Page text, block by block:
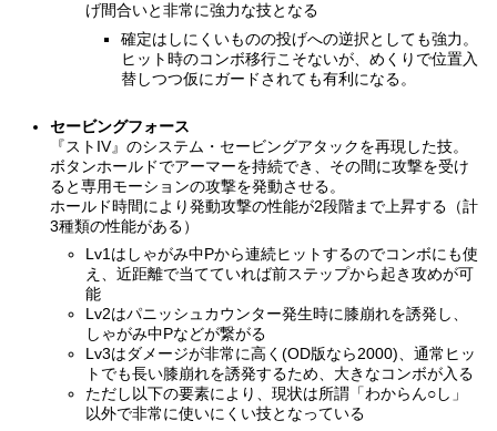
げ間合いと非常に強力な技となる
確定はしにくいものの投げへの逆択としても強力。
ヒット時のコンボ移行こそないが、めくりで位置入
替しつつ仮にガードされても有利になる。
セービングフォース
『ストIV』のシステム・セービングアタックを再現した技。
ボタンホールドでアーマーを持続でき、その間に攻撃を受け
ると専用モーションの攻撃を発動させる。
ホールド時間により発動攻撃の性能が2段階まで上昇する（計
3種類の性能がある）
Lv1はしゃがみ中Pから連続ヒットするのでコンボにも使
え、近距離で当てていれば前ステップから起き攻めが可
能
Lv2はパニッシュカウンター発生時に膝崩れを誘発し、
しゃがみ中Pなどが繋がる
Lv3はダメージが非常に高く(OD版なら2000)、通常ヒッ
トでも長い膝崩れを誘発するため、大きなコンボが入る
ただし以下の要素により、現状は所謂「わからん○し」
以外で非常に使いにくい技となっている